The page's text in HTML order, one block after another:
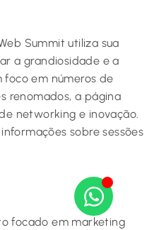
Summit utiliza sua
a grandiosidade e a
em números de
renomados, a página
networking e inovação.
sobre sessões
focado em marketing